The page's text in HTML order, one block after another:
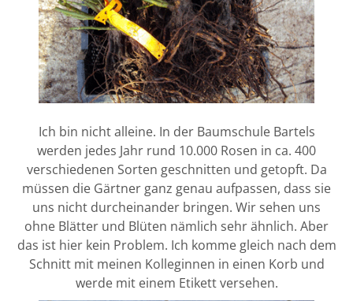
Ich bin nicht alleine. In der Baumschule Bartels
werden jedes Jahr rund 10.000 Rosen in ca. 400
verschiedenen Sorten geschnitten und getopft. Da
müssen die Gärtner ganz genau aufpassen, dass sie
uns nicht durcheinander bringen. Wir sehen uns
ohne Blätter und Blüten nämlich sehr ähnlich. Aber
das ist hier kein Problem. Ich komme gleich nach dem
Schnitt mit meinen Kolleginnen in einen Korb und
werde mit einem Etikett versehen.